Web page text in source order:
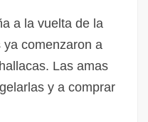
a la vuelta de la
comenzaron a
Las amas
y a comprar